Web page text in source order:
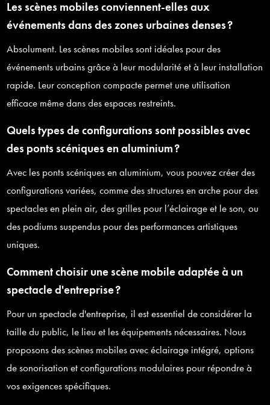
Les scènes mobiles conviennent-elles aux
événements dans des zones urbaines denses ?
Absolument. Les scènes mobiles sont idéales pour des
événements urbains grâce à leur modularité et à leur installation
rapide. Leur conception compacte permet une utilisation
efficace même dans des espaces restreints.
Quels types de configurations sont possibles avec
des ponts scéniques en aluminium ?
Avec les ponts scéniques en aluminium, vous pouvez créer des
configurations variées, comme des structures en arche pour des
spectacles en plein air, des grilles pour l’éclairage et le son, ou
des podiums suspendus pour des performances artistiques
uniques.
Comment choisir une scène mobile adaptée à un
spectacle d'entreprise ?
Pour un spectacle d'entreprise, il est essentiel de considérer la
taille du public, le lieu et les équipements nécessaires. Nous
proposons des scènes mobiles avec éclairage intégré, options
de sonorisation et configurations modulaires pour répondre à
vos exigences spécifiques.